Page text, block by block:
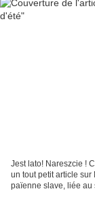
Jest lato! Nareszcie !
un tout petit article sur
païenne slave, liée au